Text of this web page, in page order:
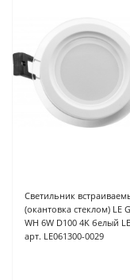
Светильник
(окантовка стеклом) LE
WH 6W D100 4K белый
арт. LE061300-0029